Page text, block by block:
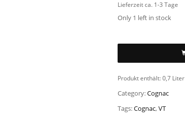
Lieferzeit ca. 1-3 Tage
Only 1 left in stock
Produkt enthält: 0,7 Liter
Category:Cognac
Tags:Cognac,VT